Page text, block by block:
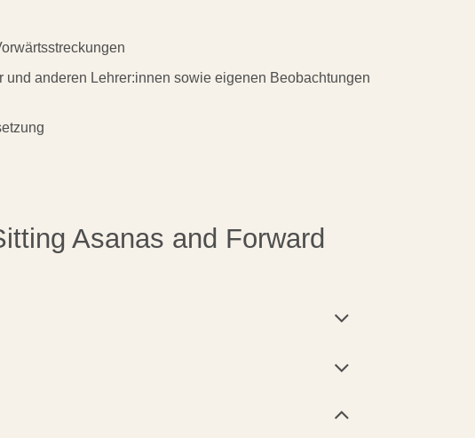
anderen Lehrer:innen sowie eigenen Beobachtungen
Asanas and Forward